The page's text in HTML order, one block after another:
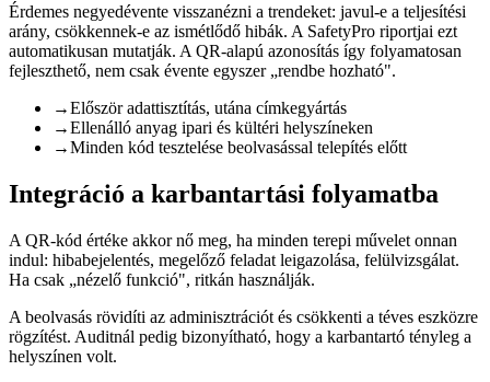
Érdemes negyedévente visszanézni a trendeket: javul-e a teljesítési
arány, csökkennek-e az ismétlődő hibák. A SafetyPro riportjai ezt
automatikusan mutatják. A QR-alapú azonosítás így folyamatosan
fejleszthető, nem csak évente egyszer „rendbe hozható".
→Először adattisztítás, utána címkegyártás
→Ellenálló anyag ipari és kültéri helyszíneken
→Minden kód tesztelése beolvasással telepítés előtt
Integráció a karbantartási folyamatba
A QR-kód értéke akkor nő meg, ha minden terepi művelet onnan
indul: hibabejelentés, megelőző feladat leigazolása, felülvizsgálat.
Ha csak „nézelő funkció", ritkán használják.
A beolvasás rövidíti az adminisztrációt és csökkenti a téves eszközre
rögzítést. Auditnál pedig bizonyítható, hogy a karbantartó tényleg a
helyszínen volt.